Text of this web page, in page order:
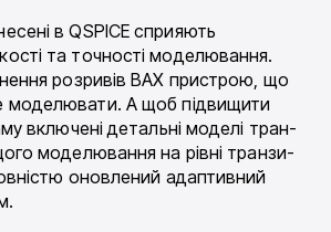
в QSPICE сприяють
та точності моделювання.
розривів ВАХ пристрою, що
А щоб підвищити
включені детальні моделі тран­
моделювання на рівні транзи­
оновлений адаптивний